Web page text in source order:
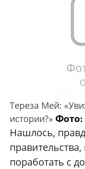
Тереза Мей:
истории?» Фото:
Нашлось,
поработать с